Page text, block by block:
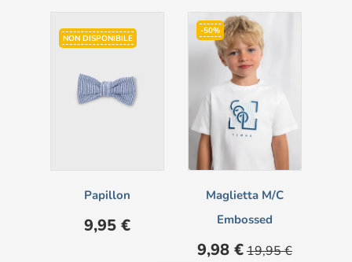
NON DISPONIBILE
Papillon
Prezzo
9,95 €
-50%
Maglietta M/c
Embossed
Prezzo
9,98 € Prezzo
19,95 €